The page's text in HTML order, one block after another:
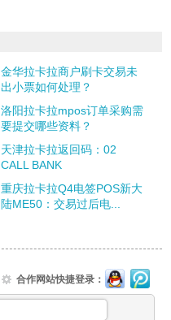
金华拉卡拉商户刷卡交易未
出小票如何处理？
洛阳拉卡拉mpos订单采购需
要提交哪些资料？
天津拉卡拉返回码：02
CALL BANK
重庆拉卡拉Q4电签POS新大
陆ME50：交易过后电...
合作网站快捷登录：